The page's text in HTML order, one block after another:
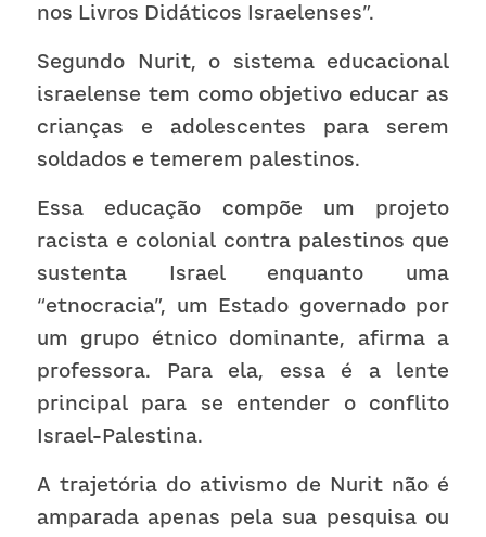
nos Livros Didáticos Israelenses”.
Segundo Nurit, o sistema educacional
israelense tem como objetivo educar as
crianças e adolescentes para serem
soldados e temerem palestinos.
Essa educação compõe um projeto
racista e colonial contra palestinos que
sustenta Israel enquanto uma
“etnocracia”, um Estado governado por
um grupo étnico dominante, afirma a
professora. Para ela, essa é a lente
principal para se entender o conflito
Israel-Palestina.
A trajetória do ativismo de Nurit não é
amparada apenas pela sua pesquisa ou